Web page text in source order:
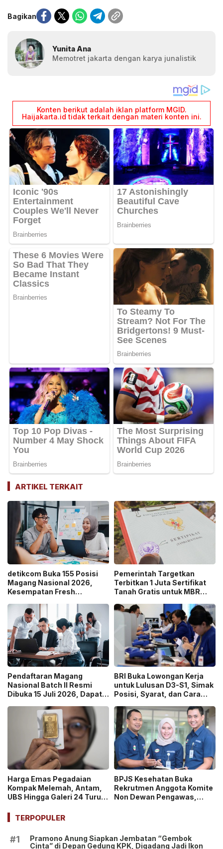
Bagikan
Yunita Ana
Memotret jakarta dengan karya junalistik
ARTIKEL TERKAIT
detikcom Buka 155 Posisi
Magang Nasional 2026,
Kesempatan Fresh
Media Digital!
Pemerintah Targetkan
Terbitkan 1 Juta Sertifikat
Tanah Gratis untuk MBR
Pendaftaran Magang
Nasional Batch II Resmi
Dibuka 15 Juli 2026, Dapat
BRI Buka Lowongan Kerja
untuk Lulusan D3-S1, Simak
Posisi, Syarat, dan Cara
Harga Emas Pegadaian
Kompak Melemah, Antam,
UBS Hingga Galeri 24 Turun
BPJS Kesehatan Buka
Rekrutmen Anggota Komite
Non Dewan Pengawas,
TERPOPULER
#1
Pramono Anung Siapkan Jembatan “Gembok
Cinta” di Depan Gedung KPK, Digadang Jadi Ikon